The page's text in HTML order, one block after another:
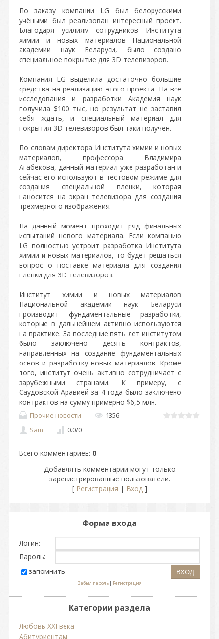
По заказу компании LG был белорусскими
учёными был реализован интересный проект.
Благодаря усилиям сотрудников Института
химии и новых материалов Национальной
академии наук Беларуси, было создано
специальное покрытие для 3D телевизоров.
Компания LG выделила достаточно большие
средства на реализацию этого проекта. На все
исследования и разработки Академия наук
получила $100 тыс, но результат не заставил
себя ждать, и специальный материал для
покрытия 3D телевизоров был таки получен.
По словам директора Института химии и новых
материалов, профессора Владимира
Агабекова, данный материал уже разработан и
сейчас его используют в тестовом режиме для
созданияспециальной пленки, которая
наносится на экран телевизора для создания
трехмерного изображения.
На данный момент проходит ряд финальных
испытаний нового материала. Если компанию
LG полностью устроит разработка Института
химии и новых материалов, то будет решаться
вопрос о поставке материала для создания
пленки для 3D телевизоров.
Институт химии и новых материалов
Национальной академии наук Беларуси
производит фундаментальные разработки,
которые в дальнейшем активно используются
на практике. За последние пять лет институтом
было заключено десять контрактов,
направленных на создание фундаментальных
основ и разработку новых материалов. Кроме
того, институт очень активно сотрудничает с
зарубежными странами. К примеру, с
Саудовской Аравией за 4 года было заключено
контрактов на сумму примерно $6,5 млн.
Прочие новости
1356
Sam
0.0/0
Всего комментариев: 0
Добавлять комментарии могут только
зарегистрированные пользователи.
[ Регистрация | Вход]
Форма входа
Логин:
Пароль:
запомнить
Забыл пароль| Регистрация
Категории раздела
Любовь ХХI века
Абитуриентам